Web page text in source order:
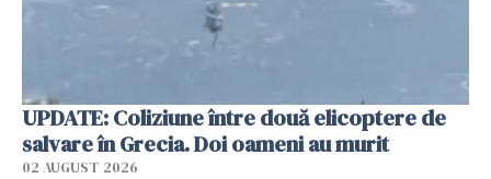
UPDATE: Coliziune între două elicoptere de
salvare în Grecia. Doi oameni au murit
02 AUGUST 2026